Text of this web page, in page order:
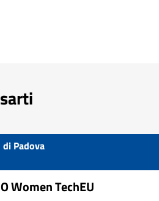
Padova
Women TechEU